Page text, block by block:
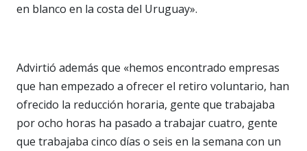
en blanco en la costa del Uruguay».
Advirtió además que «hemos encontrado empresas
que han empezado a ofrecer el retiro voluntario, han
ofrecido la reducción horaria, gente que trabajaba
por ocho horas ha pasado a trabajar cuatro, gente
que trabajaba cinco días o seis en la semana con un